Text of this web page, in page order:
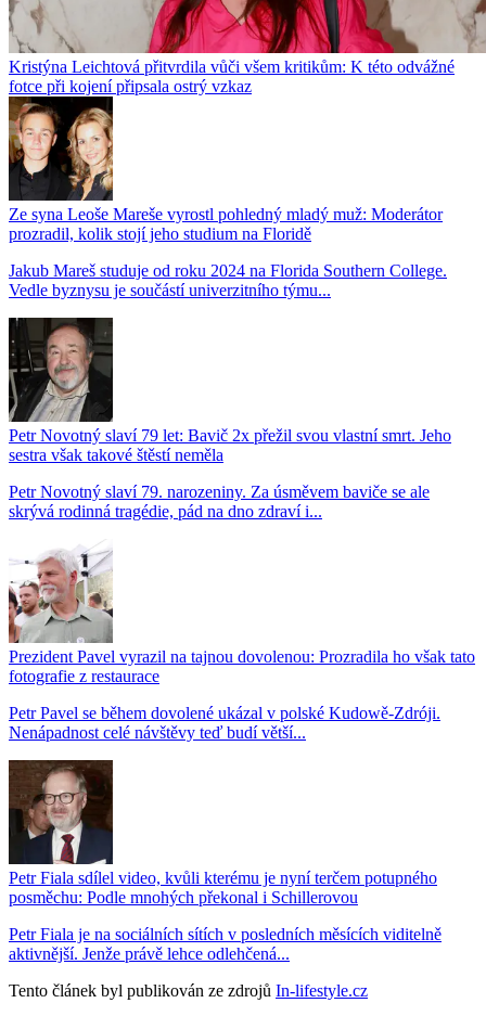
Kristýna Leichtová přitvrdila vůči všem kritikům: K této odvážné
fotce při kojení připsala ostrý vzkaz
Ze syna Leoše Mareše vyrostl pohledný mladý muž: Moderátor
prozradil, kolik stojí jeho studium na Floridě
Jakub Mareš studuje od roku 2024 na Florida Southern College.
Vedle byznysu je součástí univerzitního týmu...
Petr Novotný slaví 79 let: Bavič 2x přežil svou vlastní smrt. Jeho
sestra však takové štěstí neměla
Petr Novotný slaví 79. narozeniny. Za úsměvem baviče se ale
skrývá rodinná tragédie, pád na dno zdraví i...
Prezident Pavel vyrazil na tajnou dovolenou: Prozradila ho však tato
fotografie z restaurace
Petr Pavel se během dovolené ukázal v polské Kudowě-Zdróji.
Nenápadnost celé návštěvy teď budí větší...
Petr Fiala sdílel video, kvůli kterému je nyní terčem potupného
posměchu: Podle mnohých překonal i Schillerovou
Petr Fiala je na sociálních sítích v posledních měsících viditelně
aktivnější. Jenže právě lehce odlehčená...
Tento článek byl publikován ze zdrojů In-lifestyle.cz